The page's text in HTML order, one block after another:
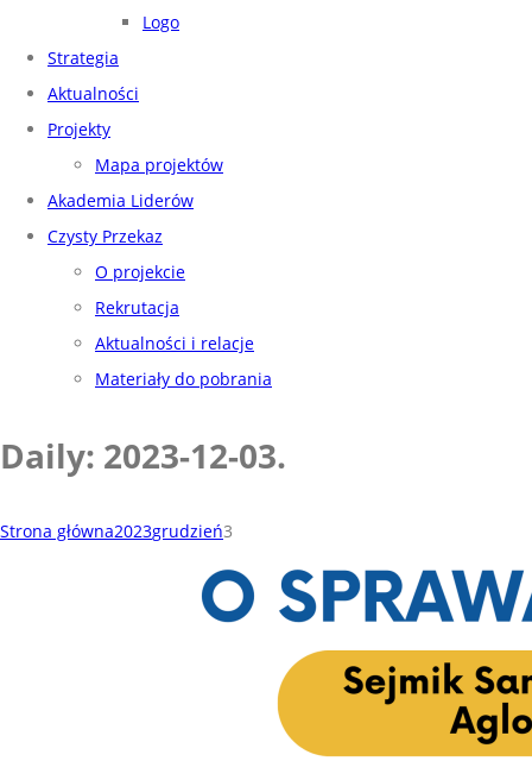
Logo
Strategia
Aktualności
Projekty
Mapa projektów
Akademia Liderów
Czysty Przekaz
O projekcie
Rekrutacja
Aktualności i relacje
Materiały do pobrania
Daily: 2023-12-03.
Strona główna2023grudzień3